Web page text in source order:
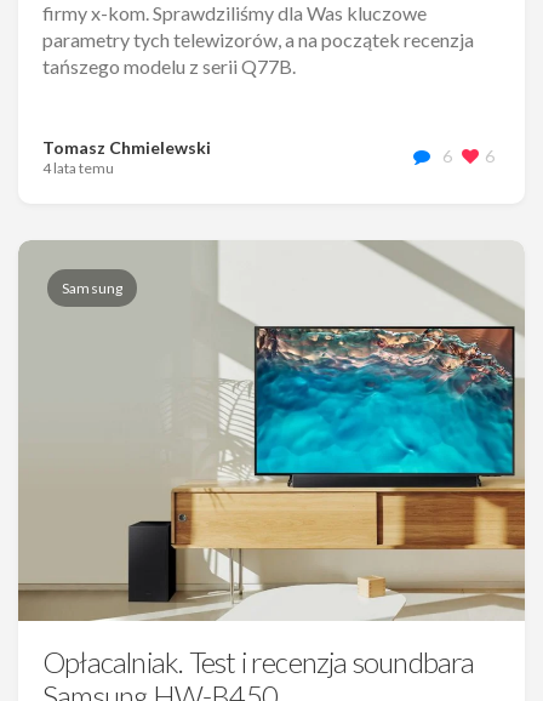
firmy x-kom. Sprawdziliśmy dla Was kluczowe
parametry tych telewizorów, a na początek recenzja
tańszego modelu z serii Q77B.
Tomasz Chmielewski
4 lata temu
6 6
Samsung
Opłacalniak. Test i recenzja soundbara